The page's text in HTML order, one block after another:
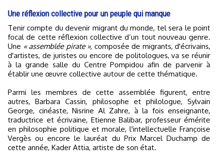
Une réflexion collective pour un peuple qui manque
Tenir compte du devenir migrant du monde, tel sera le point
focal de cette réflexion collective d’un tout nouveau genre.
Une « assemblée pirate », composée de migrants, d'écrivains,
d'artistes, de juristes ou encore de politologues, va se réunir
à la grande salle du Centre Pompidou afin de parvenir à
établir une œuvre collective autour de cette thématique.
Parmi les membres de cette assemblée figurent, entre
autres, Barbara Cassin, philosophe et philologue, Sylvain
George, cinéaste, Nisrine Al Zahre, à la fois enseignante,
traductrice et écrivaine, Etienne Balibar, professeur émérite
en philosophie politique et morale, l'intellectuelle Françoise
Vergès ou encore le lauréat du Prix Marcel Duchamp de
cette année, Kader Attia, artiste de son état.